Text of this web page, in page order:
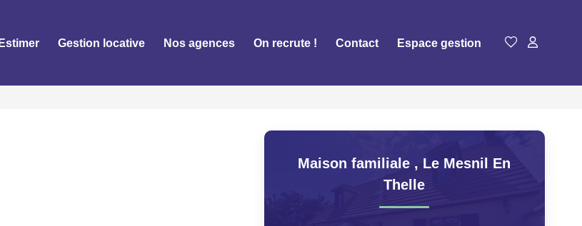
Estimer Gestion locative Nos agences On recrute ! Contact Espace gestion
Maison familiale , Le Mesnil En
Thelle